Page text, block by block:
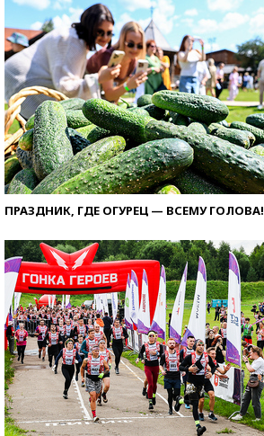
ПРАЗДНИК, ГДЕ ОГУРЕЦ — ВСЕМУ ГОЛОВА!